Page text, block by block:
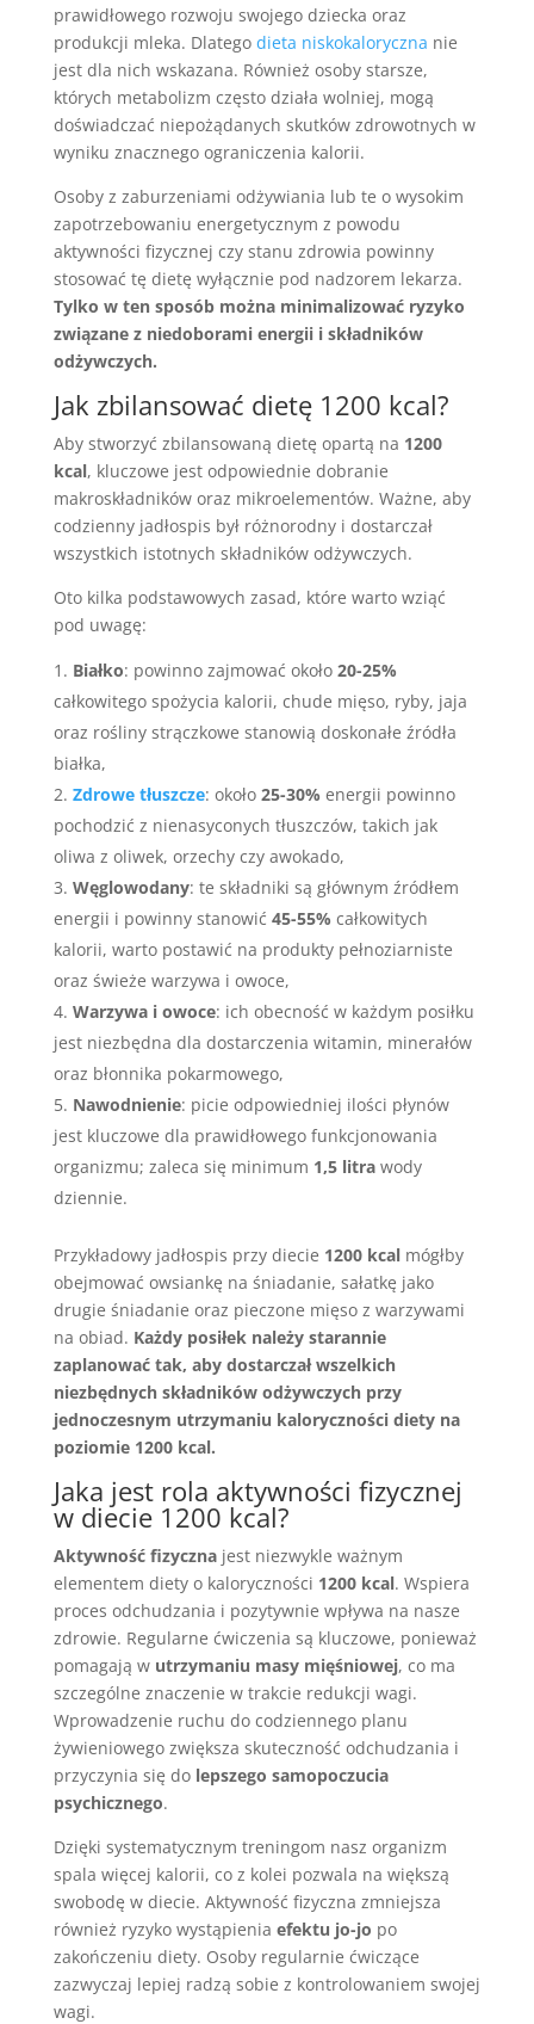
prawidłowego rozwoju swojego dziecka oraz
produkcji mleka. Dlatego dieta niskokaloryczna nie
jest dla nich wskazana. Również osoby starsze,
których metabolizm często działa wolniej, mogą
doświadczać niepożądanych skutków zdrowotnych w
wyniku znacznego ograniczenia kalorii.
Osoby z zaburzeniami odżywiania lub te o wysokim
zapotrzebowaniu energetycznym z powodu
aktywności fizycznej czy stanu zdrowia powinny
stosować tę dietę wyłącznie pod nadzorem lekarza.
Tylko w ten sposób można minimalizować ryzyko
związane z niedoborami energii i składników
odżywczych.
Jak zbilansować dietę 1200 kcal?
Aby stworzyć zbilansowaną dietę opartą na 1200
kcal, kluczowe jest odpowiednie dobranie
makroskładników oraz mikroelementów. Ważne, aby
codzienny jadłospis był różnorodny i dostarczał
wszystkich istotnych składników odżywczych.
Oto kilka podstawowych zasad, które warto wziąć
pod uwagę:
Białko: powinno zajmować około 20-25%
całkowitego spożycia kalorii, chude mięso, ryby, jaja
oraz rośliny strączkowe stanowią doskonałe źródła
białka,
Zdrowe tłuszcze: około 25-30% energii powinno
pochodzić z nienasyconych tłuszczów, takich jak
oliwa z oliwek, orzechy czy awokado,
Węglowodany: te składniki są głównym źródłem
energii i powinny stanowić 45-55% całkowitych
kalorii, warto postawić na produkty pełnoziarniste
oraz świeże warzywa i owoce,
Warzywa i owoce: ich obecność w każdym posiłku
jest niezbędna dla dostarczenia witamin, minerałów
oraz błonnika pokarmowego,
Nawodnienie: picie odpowiedniej ilości płynów
jest kluczowe dla prawidłowego funkcjonowania
organizmu; zaleca się minimum 1,5 litrawody
dziennie.
Przykładowy jadłospis przy diecie 1200 kcalmógłby
obejmować owsiankę na śniadanie, sałatkę jako
drugie śniadanie oraz pieczone mięso z warzywami
na obiad. Każdy posiłek należy starannie
zaplanować tak, aby dostarczał wszelkich
niezbędnych składników odżywczych przy
jednoczesnym utrzymaniu kaloryczności diety na
poziomie 1200 kcal.
Jaka jest rola aktywności fizycznej
w diecie 1200 kcal?
Aktywność fizycznajest niezwykle ważnym
elementem diety o kaloryczności 1200 kcal. Wspiera
proces odchudzania i pozytywnie wpływa na nasze
zdrowie. Regularne ćwiczenia są kluczowe, ponieważ
pomagają w utrzymaniu masy mięśniowej, co ma
szczególne znaczenie w trakcie redukcji wagi.
Wprowadzenie ruchu do codziennego planu
żywieniowego zwiększa skuteczność odchudzania i
przyczynia się do lepszego samopoczucia
psychicznego.
Dzięki systematycznym treningom nasz organizm
spala więcej kalorii, co z kolei pozwala na większą
swobodę w diecie. Aktywność fizyczna zmniejsza
również ryzyko wystąpienia efektu jo-jo po
zakończeniu diety. Osoby regularnie ćwiczące
zazwyczaj lepiej radzą sobie z kontrolowaniem swojej
wagi.